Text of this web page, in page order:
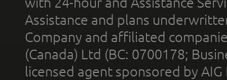
Assistance and plans
Company and affiliated
(Canada) Ltd (BC: 0700178;
licensed agent sponsored by